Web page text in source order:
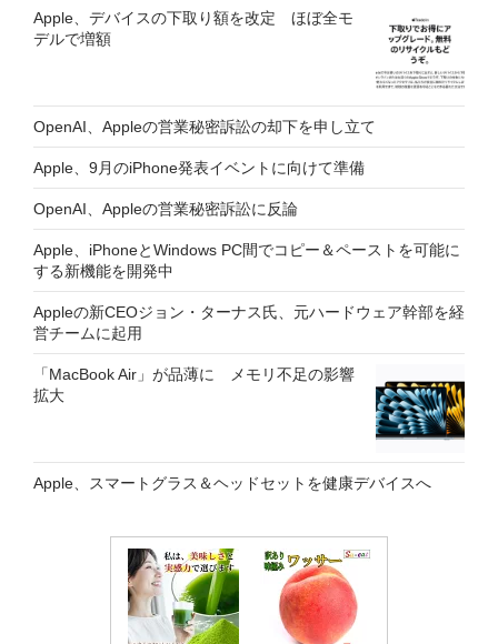
Apple、デバイスの下取り額を改定 ほぼ全モ
デルで増額
OpenAI、Appleの営業秘密訴訟の却下を申し立て
Apple、9月のiPhone発表イベントに向けて準備
OpenAI、Appleの営業秘密訴訟に反論
Apple、iPhoneとWindows PC間でコピー＆ペーストを可能に
する新機能を開発中
Appleの新CEOジョン・ターナス氏、元ハードウェア幹部を経
営チームに起用
「MacBook Air」が品薄に メモリ不足の影響
拡大
Apple、スマートグラス＆ヘッドセットを健康デバイスへ